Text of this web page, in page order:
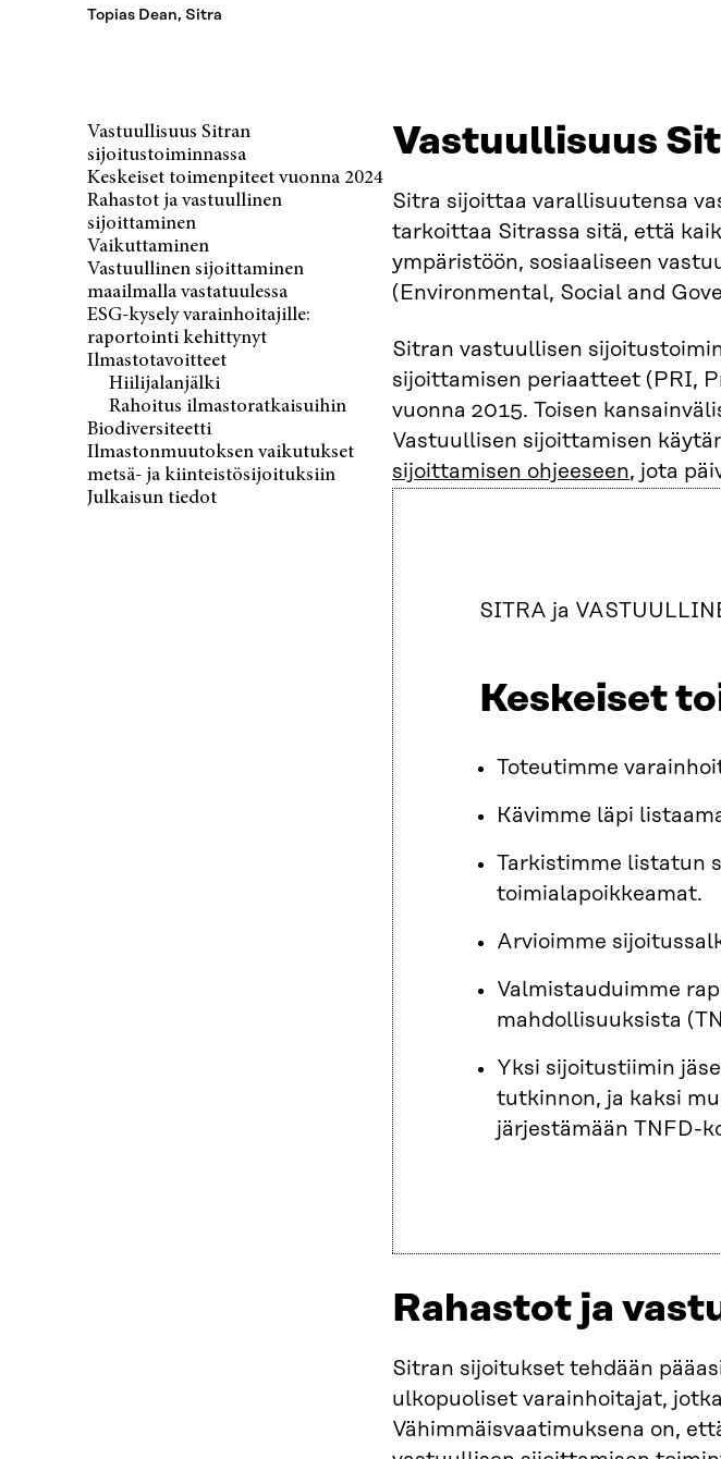
Topias Dean, Sitra
Vastuullisuus Sitran
sijoitustoiminnassa
Keskeiset toimenpiteet vuonna 2024
Rahastot ja vastuullinen
sijoittaminen
Vaikuttaminen
Vastuullinen sijoittaminen
maailmalla vastatuulessa
ESG-kysely varainhoitajille:
raportointi kehittynyt
Ilmastotavoitteet
Hiilijalanjälki
Rahoitus ilmastoratkaisuihin
Biodiversiteetti
Ilmastonmuutoksen vaikutukset
metsä- ja kiinteistösijoituksiin
Julkaisun tiedot
Vastuullisuus
Sitra sijoittaa varallisuutensa
tarkoittaa Sitrassa sitä, että
ympäristöön, sosiaaliseen
(Environmental, Social and
Sitran vastuullisen
sijoittamisen periaatteet (PRI,
vuonna 2015. Toisen
Vastuullisen sijoittamisen
sijoittamisen ohjeeseen, jota
SITRA ja
Keskeiset
Toteutimme
Kävimme läpi
Tarkistimme listatun
toimialapoikkeamat.
Arvioimme
Valmistauduimme
mahdollisuuksista
Yksi sijoitustiimin
tutkinnon, ja kaksi
järjestämään TNFD-
Rahastot ja
Sitran sijoitukset tehdään
ulkopuoliset varainhoitajat,
Vähimmäisvaatimuksena on,